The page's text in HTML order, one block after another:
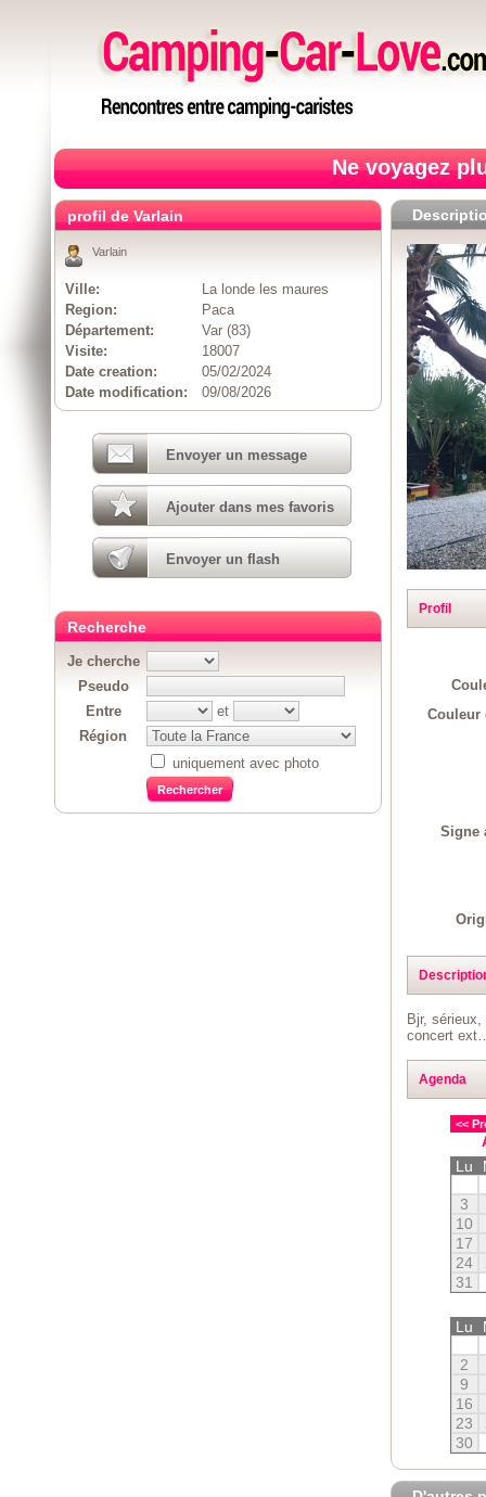
Ne voyagez
Profil
Couleur
Signe
Bjr, sérieux,
concert
Agenda
<<
Lu
3
10
17
24
31
Lu
2
9
16
23
30
profil de Varlain
Varlain
Ville:
La londe les maures
Region:
Paca
Département:
Var (83)
Visite:
18007
Date creation:
05/02/2024
Date modification:
09/08/2026
Envoyer un message
Ajouter dans mes favoris
Envoyer un flash
Recherche
Je cherche
Pseudo
Entre
et
Région
uniquement avec photo